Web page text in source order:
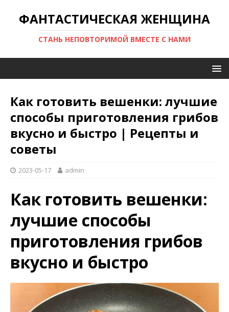
ФАНТАСТИЧЕСКАЯ ЖЕНЩИНА
СТАНЬ НЕПОВТОРИМОЙ ВМЕСТЕ С НАМИ
Как готовить вешенки: лучшие
способы приготовления грибов
вкусно и быстро | Рецепты и
советы
2023-05-17 admin
Как готовить вешенки:
лучшие способы
приготовления грибов
вкусно и быстро